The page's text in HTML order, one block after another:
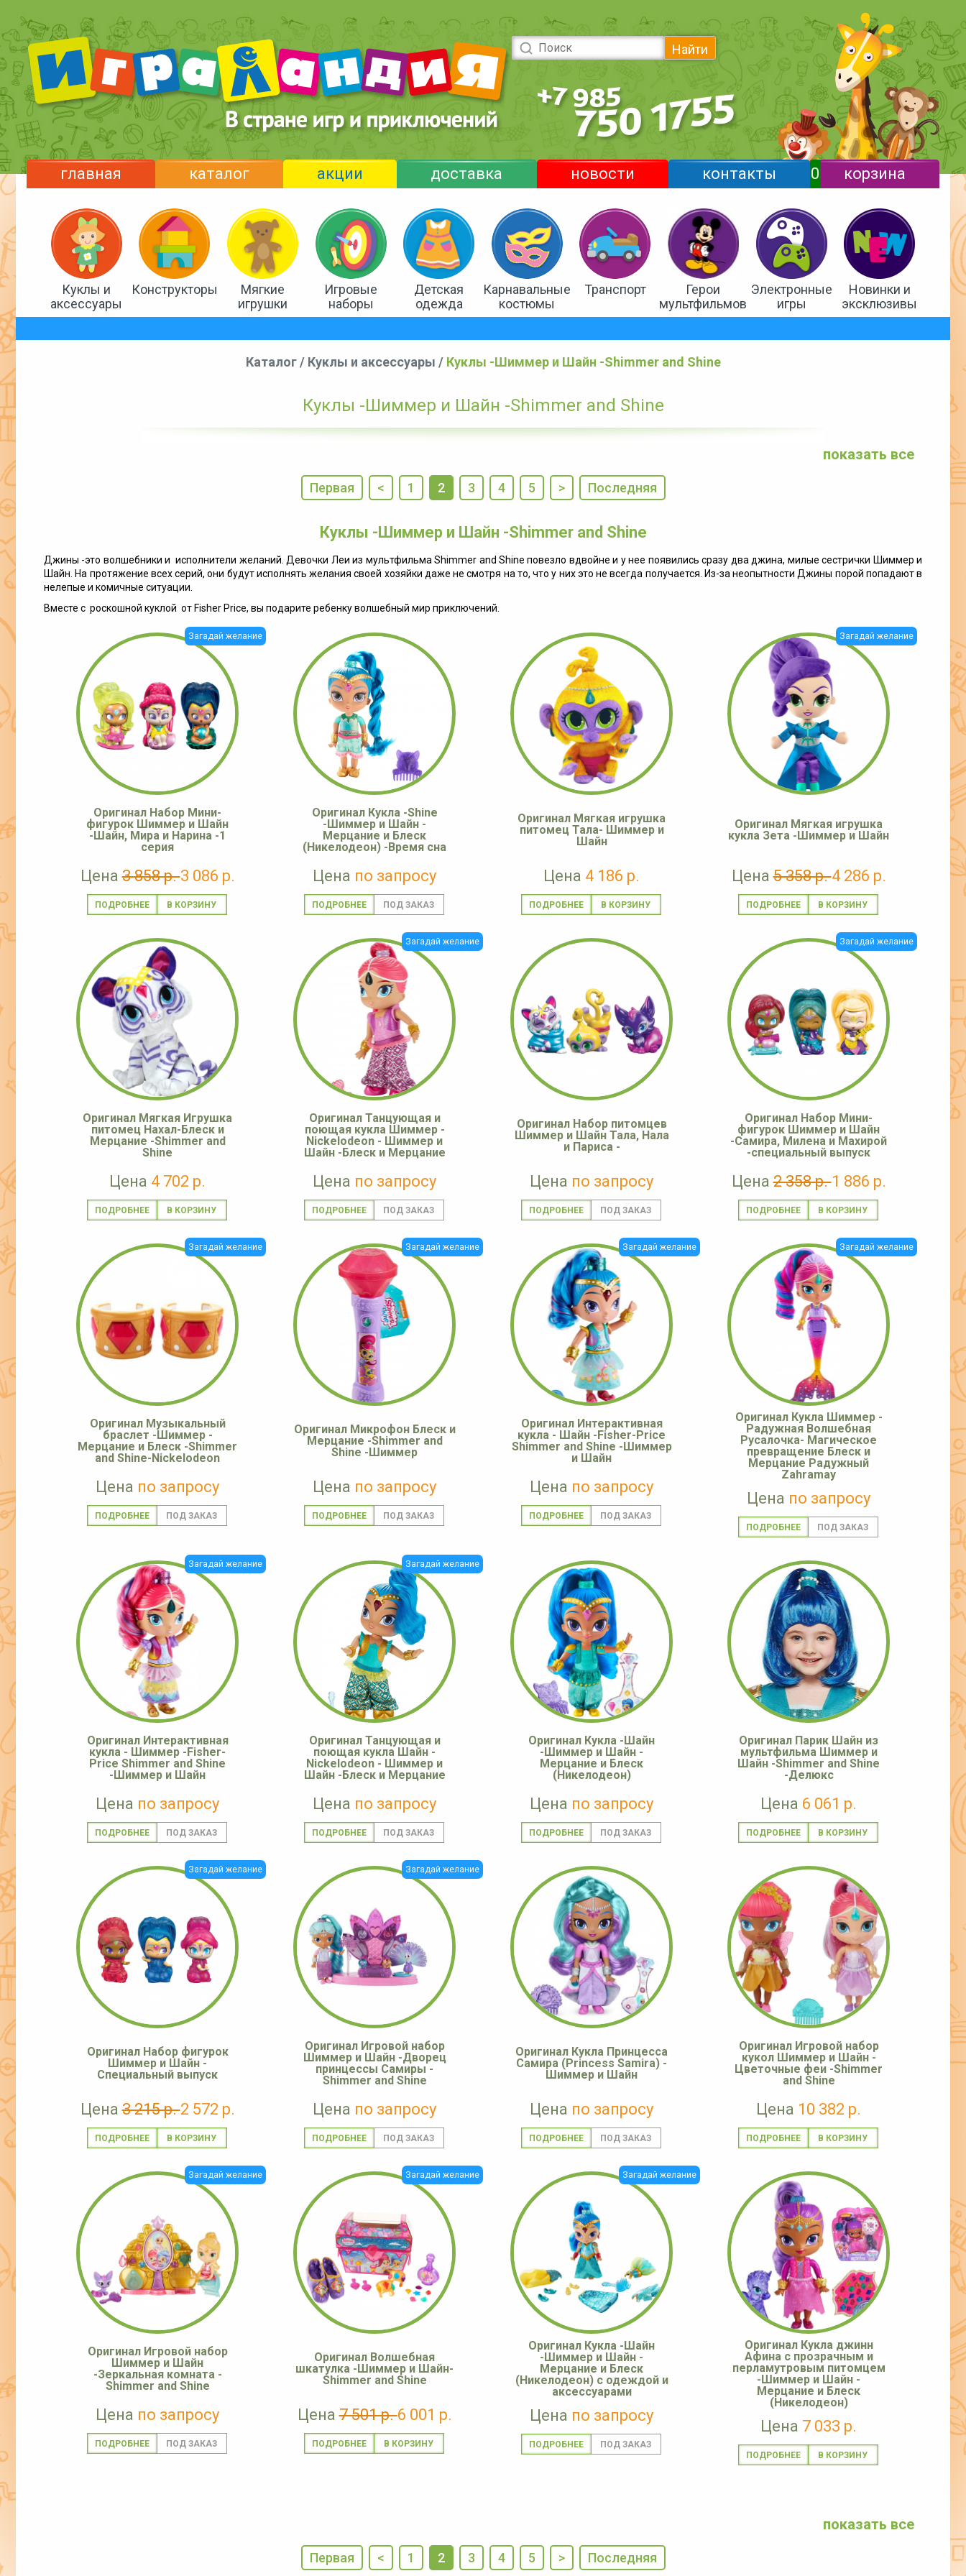
Найти
главная каталог акции доставка новости контакты 0 корзина
Куклы и
аксессуары
Конструкторы
Мягкие
игрушки
Игровые
наборы
Детская
одежда
Карнавальные
костюмы
Транспорт
Герои
мультфильмов
Электронные
игры
Новинки и
эксклюзивы
Каталог/ Куклы и аксессуары / Куклы -Шиммер и Шайн -Shimmer and Shine
Куклы -Шиммер и Шайн -Shimmer and Shine
показать все
Первая < 1 2 3 4 5 > Последняя
Куклы -Шиммер и Шайн -Shimmer and Shine
Джины -это волшебники и исполнители желаний. Девочки Леи из мультфильма Shimmer and Shine повезло вдвойне и у нее появились сразу два джина, милые сестрички Шиммер и
Шайн. На протяжение всех серий, они будут исполнять желания своей хозяйки даже не смотря на то, что у них это не всегда получается. Из-за неопытности Джины порой попадают в
нелепые и комичные ситуации.
Вместе с роскошной куклой от Fisher Price, вы подарите ребенку волшебный мир приключений.
Загадай желание
Оригинал Набор Мини-
фигурок Шиммер и Шайн
-Шайн, Мира и Нарина -1
серия
Цена3 858 р.3 086 р.
ПОДРОБНЕЕ
Оригинал Кукла -Shine
-Шиммер и Шайн -
Мерцание и Блеск
(Никелодеон) -Время сна
Цена по запросу
ПОДРОБНЕЕ
Оригинал Мягкая игрушка
питомец Тала- Шиммер и
Шайн
Цена 4 186 р.
ПОДРОБНЕЕ
Загадай желание
Оригинал Мягкая игрушка
кукла Зета -Шиммер и Шайн
Цена5 358 р.4 286 р.
ПОДРОБНЕЕ
Оригинал Мягкая Игрушка
питомец Нахал-Блеск и
Мерцание -Shimmer and
Shine
Цена 4 702 р.
ПОДРОБНЕЕ
Загадай желание
Оригинал Танцующая и
поющая кукла Шиммер -
Nickelodeon - Шиммер и
Шайн -Блеск и Мерцание
Цена по запросу
ПОДРОБНЕЕ
Оригинал Набор питомцев
Шиммер и Шайн Тала, Нала
и Париса -
Цена по запросу
ПОДРОБНЕЕ
Загадай желание
Оригинал Набор Мини-
фигурок Шиммер и Шайн
-Самира, Милена и Махирой
-специальный выпуск
Цена2 358 р.1 886 р.
ПОДРОБНЕЕ
Загадай желание
Оригинал Музыкальный
браслет -Шиммер -
Мерцание и Блеск -Shimmer
and Shine-Nickelodeon
Цена по запросу
ПОДРОБНЕЕ
Загадай желание
Оригинал Микрофон Блеск и
Мерцание -Shimmer and
Shine -Шиммер
Цена по запросу
ПОДРОБНЕЕ
Загадай желание
Оригинал Интерактивная
кукла - Шайн -Fisher-Price
Shimmer and Shine -Шиммер
и Шайн
Цена по запросу
ПОДРОБНЕЕ
Загадай желание
Оригинал Кукла Шиммер -
Радужная Волшебная
Русалочка- Магическое
превращение Блеск и
Мерцание Радужный
Zahramay
Цена по запросу
ПОДРОБНЕЕ
Загадай желание
Оригинал Интерактивная
кукла - Шиммер -Fisher-
Price Shimmer and Shine
-Шиммер и Шайн
Цена по запросу
ПОДРОБНЕЕ
Загадай желание
Оригинал Танцующая и
поющая кукла Шайн -
Nickelodeon - Шиммер и
Шайн -Блеск и Мерцание
Цена по запросу
ПОДРОБНЕЕ
Оригинал Кукла -Шайн
-Шиммер и Шайн -
Мерцание и Блеск
(Никелодеон)
Цена по запросу
ПОДРОБНЕЕ
Оригинал Парик Шайн из
мультфильма Шиммер и
Шайн -Shimmer and Shine
-Делюкс
Цена 6 061 р.
ПОДРОБНЕЕ
Загадай желание
Оригинал Набор фигурок
Шиммер и Шайн -
Специальный выпуск
Цена3 215 р.2 572 р.
ПОДРОБНЕЕ
Загадай желание
Оригинал Игровой набор
Шиммер и Шайн -Дворец
принцессы Самиры -
Shimmer and Shine
Цена по запросу
ПОДРОБНЕЕ
Оригинал Кукла Принцесса
Самира (Princess Samira) -
Шиммер и Шайн
Цена по запросу
ПОДРОБНЕЕ
Оригинал Игровой набор
кукол Шиммер и Шайн -
Цветочные феи -Shimmer
and Shine
Цена 10 382 р.
ПОДРОБНЕЕ
Загадай желание
Оригинал Игровой набор
Шиммер и Шайн
-Зеркальная комната -
Shimmer and Shine
Цена по запросу
ПОДРОБНЕЕ
Загадай желание
Оригинал Волшебная
шкатулка -Шиммер и Шайн-
Shimmer and Shine
Цена7 501 р.6 001 р.
ПОДРОБНЕЕ
Загадай желание
Оригинал Кукла -Шайн
-Шиммер и Шайн -
Мерцание и Блеск
(Никелодеон) c одеждой и
аксессуарами
Цена по запросу
ПОДРОБНЕЕ
Оригинал Кукла джинн
Афина с прозрачным и
перламутровым питомцем
-Шиммер и Шайн -
Мерцание и Блеск
(Никелодеон)
Цена 7 033 р.
ПОДРОБНЕЕ
показать все
Первая < 1 2 3 4 5 > Последняя